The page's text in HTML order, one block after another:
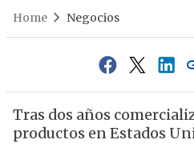
Home Negocios
Tras dos años
productos en Estados